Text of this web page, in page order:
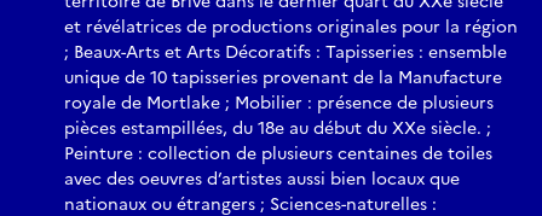
et révélatrices de productions originales pour la région
; Beaux-Arts et Arts Décoratifs : Tapisseries : ensemble
unique de 10 tapisseries provenant de la Manufacture
royale de Mortlake ; Mobilier : présence de plusieurs
pièces estampillées, du 18e au début du XXe siècle. ;
Peinture : collection de plusieurs centaines de toiles
avec des oeuvres d’artistes aussi bien locaux que
nationaux ou étrangers ; Sciences-naturelles :